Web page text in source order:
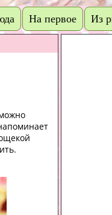
На первое Из